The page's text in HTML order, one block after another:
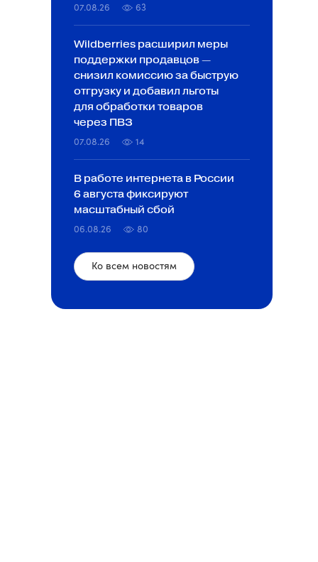
07.08.26 63
Wildberries расширил меры
поддержки продавцов —
снизил комиссию за быструю
отгрузку и добавил льготы
для обработки товаров
через ПВЗ
07.08.26 14
В работе интернета в России
6 августа фиксируют
масштабный сбой
06.08.26 80
Ко всем новостям